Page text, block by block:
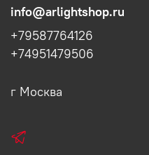
info@arlightshop.ru
+79587764126
+74951479506
г Москва